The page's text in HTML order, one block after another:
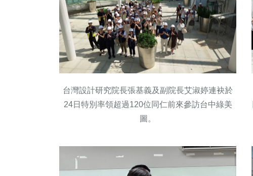
台灣設計研究院長張基義及副院長艾淑婷連袂於
24日特別率領超過120位同仁前來參訪台中綠美
圖。